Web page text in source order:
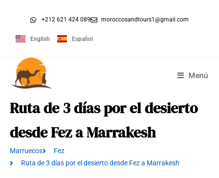
+212 621 424 089 moroccosandtours1@gmail.com
English Español
Menú
Ruta de 3 días por el desierto
desde Fez a Marrakesh
Marruecos
Fez
Ruta de 3 días por el desierto desde Fez a Marrakesh